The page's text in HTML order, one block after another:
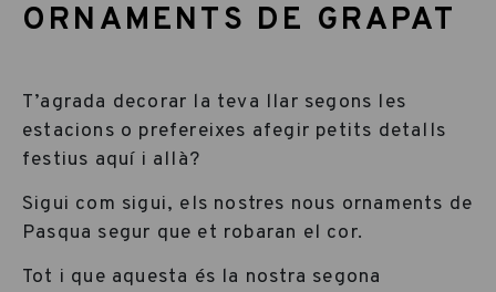
ORNAMENTS DE GRAPAT
T’agrada decorar la teva llar segons les
estacions o prefereixes afegir petits detalls
festius aquí i allà?
Sigui com sigui, els nostres nous ornaments de
Pasqua segur que et robaran el cor.
Tot i que aquesta és la nostra segona